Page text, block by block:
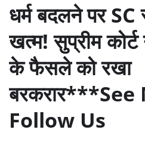
धर्म बदलने पर
खत्म! सुप्रीम
के फैसले को रखा
Follow Us